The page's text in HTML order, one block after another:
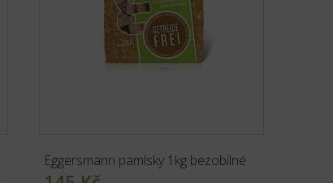
Eggersmann pamlsky 1kg bezobilné